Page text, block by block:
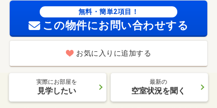
無料・簡単2項目！
この物件にお問い合わせする
お気に入りに追加する
実際にお部屋を
見学したい
最新の
空室状況を聞く